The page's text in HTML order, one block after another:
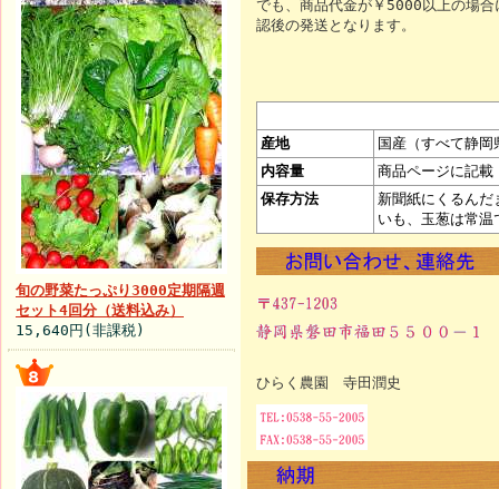
旬の野菜たっぷり3000定期隔週
セット4回分（送料込み）
15,640円(非課税)
でも、商品代金が￥5000以上の場合
認後の発送となります。
産地
国産（すべて静
内容量
商品ページに記載
保存方法
新聞紙にくるん
いも、玉葱は常温
ひらく農園 寺田潤史